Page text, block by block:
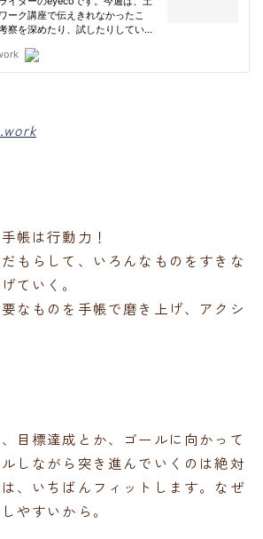
帳は行動力！
もらして、いろんなものをすきな
ていく。
なものを手帳で磨き上げ、アクシ
目標達成とか、ゴールに向かって
しながら突き進んでいくのは絶対
、いちばんフィットします。なぜ
やすいから。